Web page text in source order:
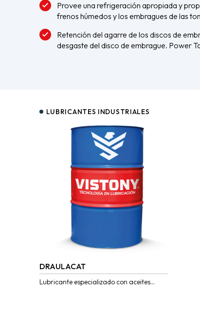
Provee una refrigeración apropiada y
frenos húmedos y los embragues de las
Retención del agarre de los discos de
desgaste del disco de embrague. Power
LUBRICANTES INDUSTRIALES
DRAULACAT
Lubricante especializado con aceites